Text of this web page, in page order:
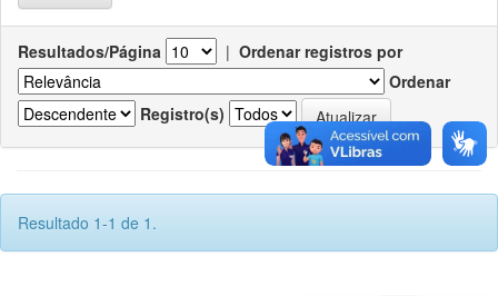
Resultados/Página | Ordenar registros por
Ordenar
Registro(s)
Resultado 1-1 de 1.